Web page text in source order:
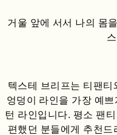
거울 앞에 서서 나의 몸
텍스테 브리프는 티팬
엉덩이 라인을 가장 예
턴 라인입니다. 평소 팬
편했던 분들에게 추천